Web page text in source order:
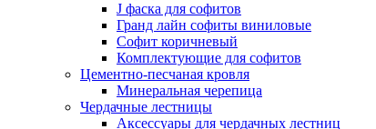
J фаска для софитов
Гранд лайн софиты виниловые
Софит коричневый
Комплектующие для софитов
Цементно-песчаная кровля
Минеральная черепица
Чердачные лестницы
Аксессуары для чердачных лестниц